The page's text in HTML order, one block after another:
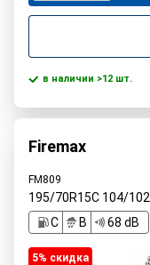
в наличии >12 шт.
Firemax
FM809
195/70R15C 104/102
C
B 68 dB
5% cкидка